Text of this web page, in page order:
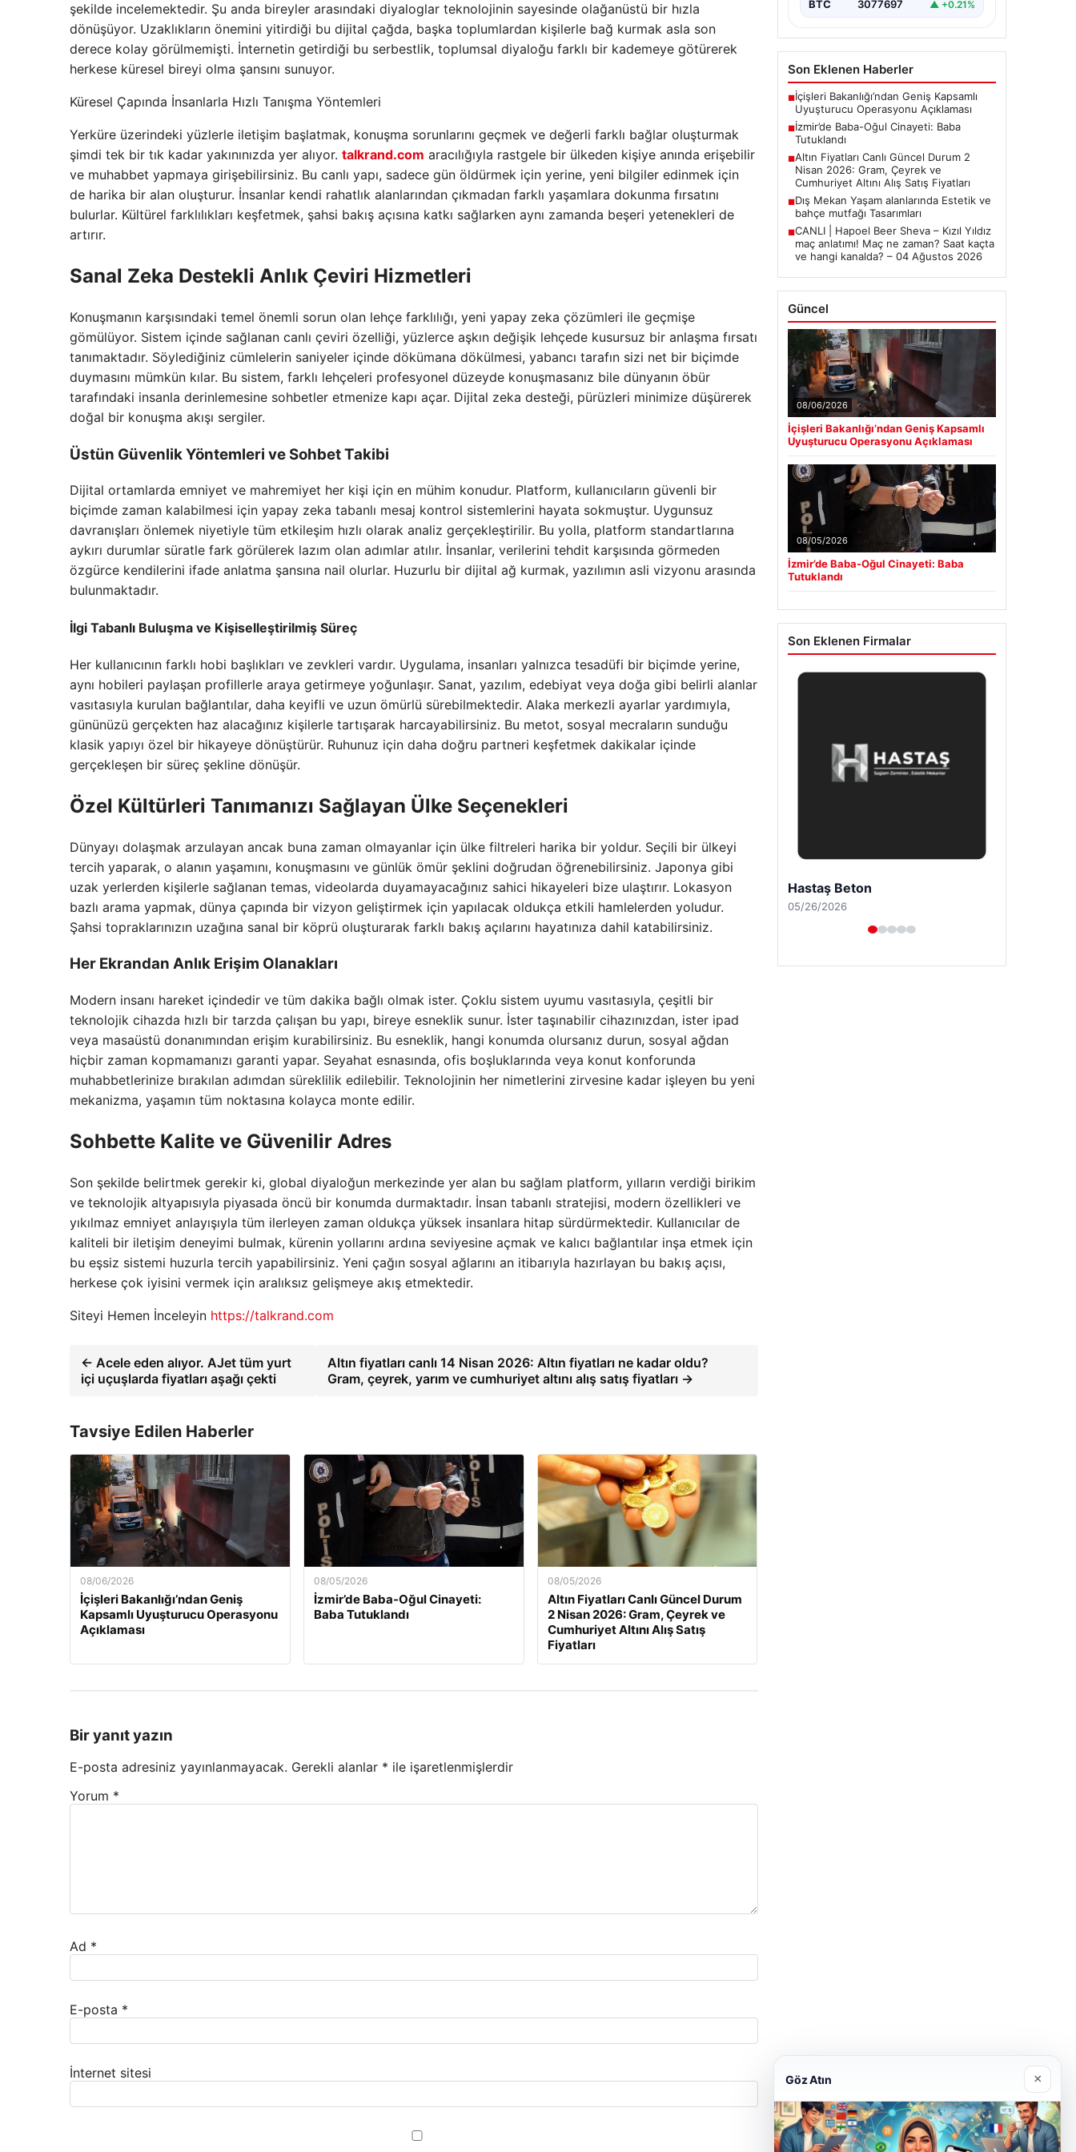
şekilde incelemektedir. Şu anda bireyler arasındaki diyaloglar teknolojinin sayesinde olağanüstü bir hızla
dönüşüyor. Uzaklıkların önemini yitirdiği bu dijital çağda, başka toplumlardan kişilerle bağ kurmak asla son
derece kolay görülmemişti. İnternetin getirdiği bu serbestlik, toplumsal diyaloğu farklı bir kademeye götürerek
herkese küresel bireyi olma şansını sunuyor.
Küresel Çapında İnsanlarla Hızlı Tanışma Yöntemleri
Yerküre üzerindeki yüzlerle iletişim başlatmak, konuşma sorunlarını geçmek ve değerli farklı bağlar oluşturmak
şimdi tek bir tık kadar yakınınızda yer alıyor. talkrand.com aracılığıyla rastgele bir ülkeden kişiye anında erişebilir
ve muhabbet yapmaya girişebilirsiniz. Bu canlı yapı, sadece gün öldürmek için yerine, yeni bilgiler edinmek için
de harika bir alan oluşturur. İnsanlar kendi rahatlık alanlarından çıkmadan farklı yaşamlara dokunma fırsatını
bulurlar. Kültürel farklılıkları keşfetmek, şahsi bakış açısına katkı sağlarken aynı zamanda beşeri yetenekleri de
artırır.
Sanal Zeka Destekli Anlık Çeviri Hizmetleri
Konuşmanın karşısındaki temel önemli sorun olan lehçe farklılığı, yeni yapay zeka çözümleri ile geçmişe
gömülüyor. Sistem içinde sağlanan canlı çeviri özelliği, yüzlerce aşkın değişik lehçede kusursuz bir anlaşma fırsatı
tanımaktadır. Söylediğiniz cümlelerin saniyeler içinde dökümana dökülmesi, yabancı tarafın sizi net bir biçimde
duymasını mümkün kılar. Bu sistem, farklı lehçeleri profesyonel düzeyde konuşmasanız bile dünyanın öbür
tarafındaki insanla derinlemesine sohbetler etmenize kapı açar. Dijital zeka desteği, pürüzleri minimize düşürerek
doğal bir konuşma akışı sergiler.
Üstün Güvenlik Yöntemleri ve Sohbet Takibi
Dijital ortamlarda emniyet ve mahremiyet her kişi için en mühim konudur. Platform, kullanıcıların güvenli bir
biçimde zaman kalabilmesi için yapay zeka tabanlı mesaj kontrol sistemlerini hayata sokmuştur. Uygunsuz
davranışları önlemek niyetiyle tüm etkileşim hızlı olarak analiz gerçekleştirilir. Bu yolla, platform standartlarına
aykırı durumlar süratle fark görülerek lazım olan adımlar atılır. İnsanlar, verilerini tehdit karşısında görmeden
özgürce kendilerini ifade anlatma şansına nail olurlar. Huzurlu bir dijital ağ kurmak, yazılımın asli vizyonu arasında
bulunmaktadır.
İlgi Tabanlı Buluşma ve Kişiselleştirilmiş Süreç
Her kullanıcının farklı hobi başlıkları ve zevkleri vardır. Uygulama, insanları yalnızca tesadüfi bir biçimde yerine,
aynı hobileri paylaşan profillerle araya getirmeye yoğunlaşır. Sanat, yazılım, edebiyat veya doğa gibi belirli alanlar
vasıtasıyla kurulan bağlantılar, daha keyifli ve uzun ömürlü sürebilmektedir. Alaka merkezli ayarlar yardımıyla,
gününüzü gerçekten haz alacağınız kişilerle tartışarak harcayabilirsiniz. Bu metot, sosyal mecraların sunduğu
klasik yapıyı özel bir hikayeye dönüştürür. Ruhunuz için daha doğru partneri keşfetmek dakikalar içinde
gerçekleşen bir süreç şekline dönüşür.
Özel Kültürleri Tanımanızı Sağlayan Ülke Seçenekleri
Dünyayı dolaşmak arzulayan ancak buna zaman olmayanlar için ülke filtreleri harika bir yoldur. Seçili bir ülkeyi
tercih yaparak, o alanın yaşamını, konuşmasını ve günlük ömür şeklini doğrudan öğrenebilirsiniz. Japonya gibi
uzak yerlerden kişilerle sağlanan temas, videolarda duyamayacağınız sahici hikayeleri bize ulaştırır. Lokasyon
bazlı arama yapmak, dünya çapında bir vizyon geliştirmek için yapılacak oldukça etkili hamlelerden yoludur.
Şahsi topraklarınızın uzağına sanal bir köprü oluşturarak farklı bakış açılarını hayatınıza dahil katabilirsiniz.
Her Ekrandan Anlık Erişim Olanakları
Modern insanı hareket içindedir ve tüm dakika bağlı olmak ister. Çoklu sistem uyumu vasıtasıyla, çeşitli bir
teknolojik cihazda hızlı bir tarzda çalışan bu yapı, bireye esneklik sunur. İster taşınabilir cihazınızdan, ister ipad
veya masaüstü donanımından erişim kurabilirsiniz. Bu esneklik, hangi konumda olursanız durun, sosyal ağdan
hiçbir zaman kopmamanızı garanti yapar. Seyahat esnasında, ofis boşluklarında veya konut konforunda
muhabbetlerinize bırakılan adımdan süreklilik edilebilir. Teknolojinin her nimetlerini zirvesine kadar işleyen bu yeni
mekanizma, yaşamın tüm noktasına kolayca monte edilir.
Sohbette Kalite ve Güvenilir Adres
Son şekilde belirtmek gerekir ki, global diyaloğun merkezinde yer alan bu sağlam platform, yılların verdiği birikim
ve teknolojik altyapısıyla piyasada öncü bir konumda durmaktadır. İnsan tabanlı stratejisi, modern özellikleri ve
yıkılmaz emniyet anlayışıyla tüm ilerleyen zaman oldukça yüksek insanlara hitap sürdürmektedir. Kullanıcılar de
kaliteli bir iletişim deneyimi bulmak, kürenin yollarını ardına seviyesine açmak ve kalıcı bağlantılar inşa etmek için
bu eşsiz sistemi huzurla tercih yapabilirsiniz. Yeni çağın sosyal ağlarını an itibarıyla hazırlayan bu bakış açısı,
herkese çok iyisini vermek için aralıksız gelişmeye akış etmektedir.
Siteyi Hemen İnceleyin https://talkrand.com
← Acele eden alıyor. AJet tüm yurt
içi uçuşlarda fiyatları aşağı çekti
Altın fiyatları canlı 14 Nisan 2026: Altın fiyatları ne kadar oldu?
Gram, çeyrek, yarım ve cumhuriyet altını alış satış fiyatları →
Tavsiye Edilen Haberler
08/06/2026
İçişleri Bakanlığı’ndan Geniş
Kapsamlı Uyuşturucu Operasyonu
Açıklaması
08/05/2026
İzmir’de Baba-Oğul Cinayeti:
Baba Tutuklandı
08/05/2026
Altın Fiyatları Canlı Güncel Durum
2 Nisan 2026: Gram, Çeyrek ve
Cumhuriyet Altını Alış Satış
Fiyatları
Bir yanıt yazın
E-posta adresiniz yayınlanmayacak. Gerekli alanlar * ile işaretlenmişlerdir
Yorum *
Ad *
E-posta *
İnternet sitesi
BTC 3077697 ▲ +0.21%
Son Eklenen Haberler
■İçişleri Bakanlığı’ndan Geniş Kapsamlı
Uyuşturucu Operasyonu Açıklaması
■İzmir’de Baba-Oğul Cinayeti: Baba
Tutuklandı
■Altın Fiyatları Canlı Güncel Durum 2
Nisan 2026: Gram, Çeyrek ve
Cumhuriyet Altını Alış Satış Fiyatları
■Dış Mekan Yaşam alanlarında Estetik ve
bahçe mutfağı Tasarımları
■CANLI | Hapoel Beer Sheva – Kızıl Yıldız
maç anlatımı! Maç ne zaman? Saat kaçta
ve hangi kanalda? – 04 Ağustos 2026
Güncel
08/06/2026
İçişleri Bakanlığı’ndan Geniş Kapsamlı
Uyuşturucu Operasyonu Açıklaması
08/05/2026
İzmir’de Baba-Oğul Cinayeti: Baba
Tutuklandı
Son Eklenen Firmalar
Enes Kaplan Avukatlık Bürosu
04/28/2026
Göz Atın ×